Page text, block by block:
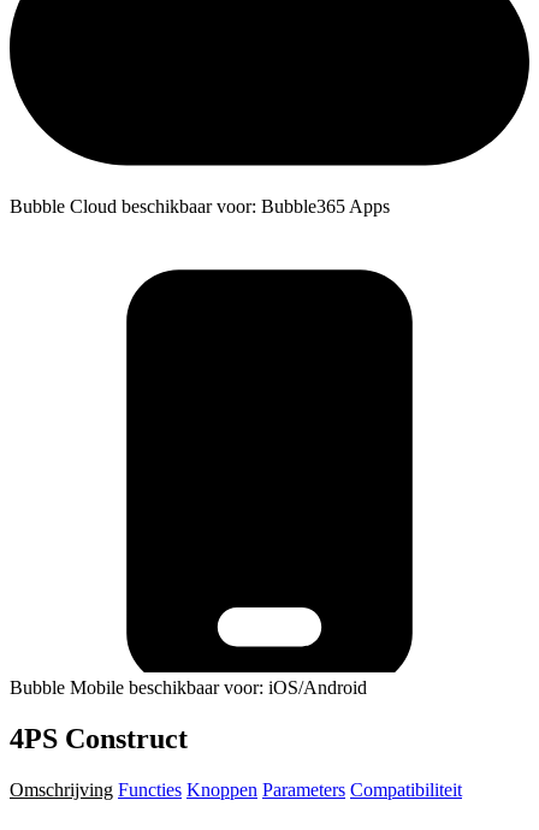
Bubble Cloud beschikbaar voor: Bubble365 Apps
Bubble Mobile beschikbaar voor: iOS/Android
4PS Construct
Omschrijving Functies Knoppen Parameters Compatibiliteit